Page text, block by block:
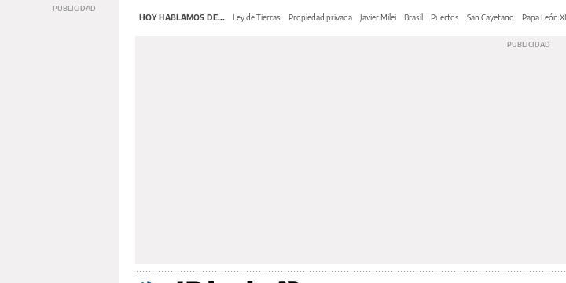
HOY HABLAMOS DE... Ley de Tierras Propiedad privada Javier Milei Brasil Puertos San Cayetano Papa León